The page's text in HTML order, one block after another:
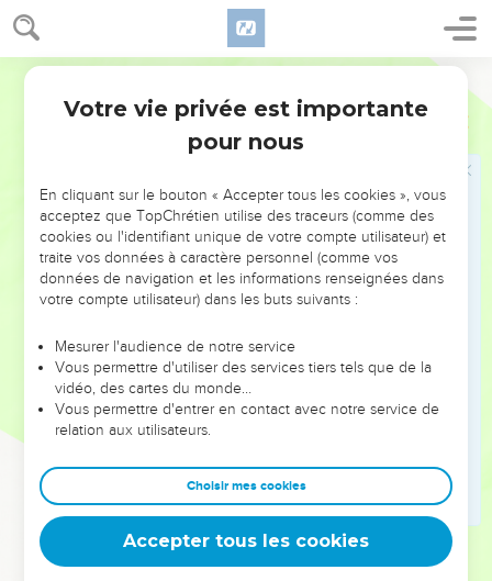
NE MANQUEZ PAS L’ÉVÉNEMENT
DE L’ANNÉE !
ET SI LEURS ERREURS POUVAIENT VOUS ÉVITER LES
VOTRES ?
leur foi ou leur vision. Mais on voit moins les doutes, les erreurs
et les saisons difficiles qu'ils ont traversés, alors même que ce
sont elles qui les ont façonnés.
Dans cette conférence, leaders, entrepreneurs, et responsables
clés pour avancer avec plus de sagesse afin que leurs erreurs
deviennent vos tremplins. Que vous guidiez un ministère, une
équipe, un groupe ou une famille, leur expérience est faite
Votre vie privée est importante
pour nous
En cliquant sur le bouton « Accepter tous les cookies », vous
acceptez que TopChrétien utilise des traceurs (comme des
cookies ou l'identifiant unique de votre compte utilisateur) et
traite vos données à caractère personnel (comme vos
données de navigation et les informations renseignées dans
votre compte utilisateur) dans les buts suivants :
Mesurer l'audience de notre service
Vous permettre d'utiliser des services tiers tels que de la
vidéo, des cartes du monde…
Vous permettre d'entrer en contact avec notre service de
relation aux utilisateurs.
Choisir mes cookies
Accepter tous les cookies